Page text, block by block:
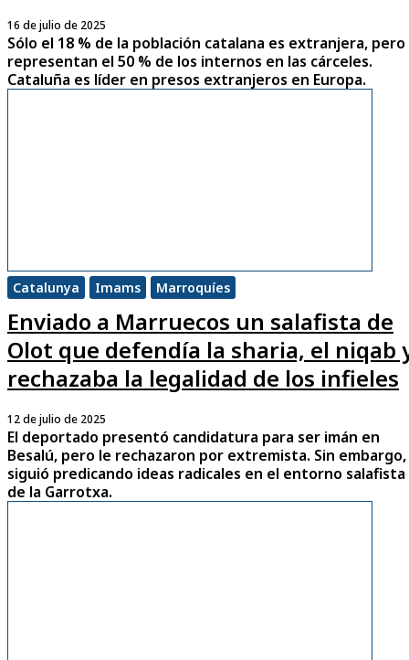
16 de julio de 2025
Sólo el 18 % de la población catalana es extranjera, pero
representan el 50 % de los internos en las cárceles.
Cataluña es líder en presos extranjeros en Europa.
Catalunya Imams Marroquíes
Enviado a Marruecos un salafista de
Olot que defendía la sharia, el niqab
rechazaba la legalidad de los infieles
12 de julio de 2025
El deportado presentó candidatura para ser imán en
Besalú, pero le rechazaron por extremista. Sin embargo,
siguió predicando ideas radicales en el entorno salafista
de la Garrotxa.